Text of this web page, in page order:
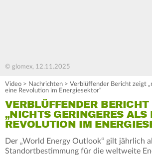
© glomex, 12.11.2025
Video > Nachrichten > Verblüffender Bericht zeigt
eine Revolution im Energiesektor“
VERBLÜFFENDER BERICHT
„NICHTS GERINGERES ALS
REVOLUTION IM
Der „World Energy Outlook“ gilt jährlich
Standortbestimmung für die weltweite